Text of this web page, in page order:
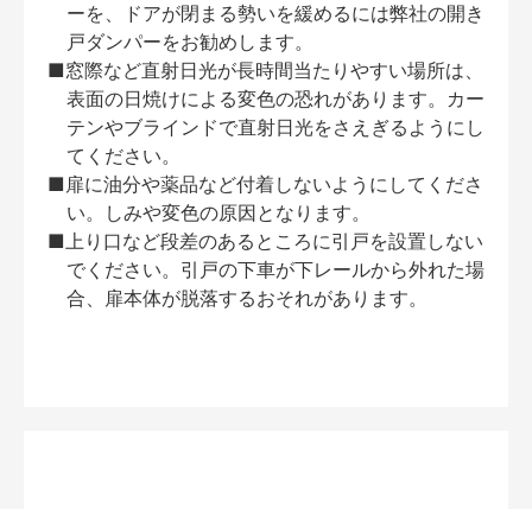
ーを、ドアが閉まる勢いを緩めるには弊社の開き
戸ダンパーをお勧めします。
■窓際など直射日光が長時間当たりやすい場所は、
表面の日焼けによる変色の恐れがあります。カー
テンやブラインドで直射日光をさえぎるようにし
てください。
■扉に油分や薬品など付着しないようにしてくださ
い。しみや変色の原因となります。
■上り口など段差のあるところに引戸を設置しない
でください。引戸の下車が下レールから外れた場
合、扉本体が脱落するおそれがあります。